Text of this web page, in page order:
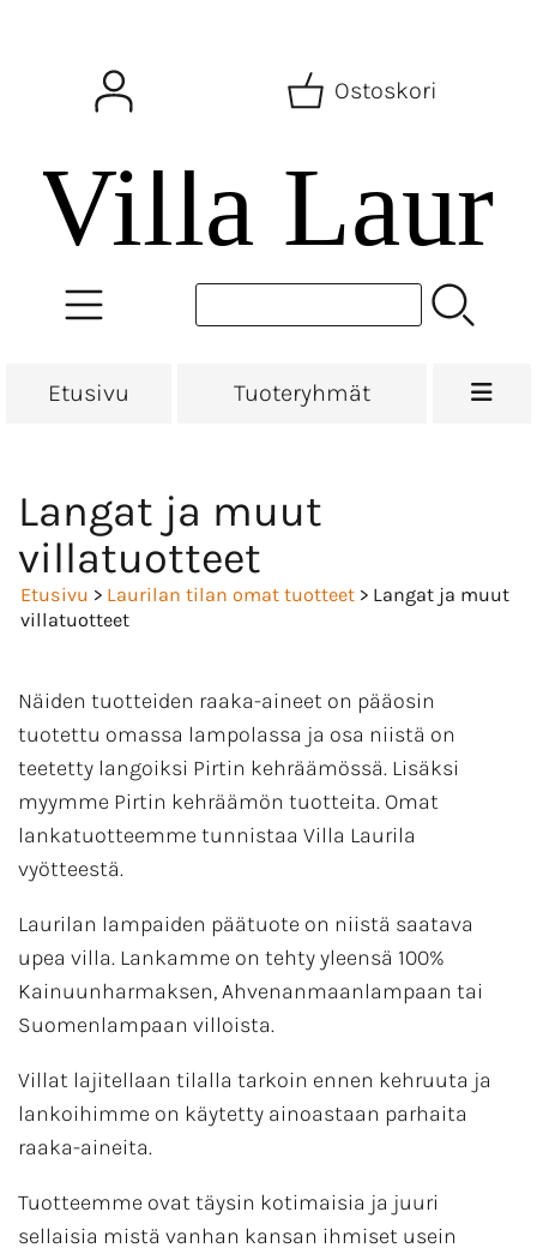
Ostoskori
Etusivu Tuoteryhmät
Langat ja muut
villatuotteet
Etusivu > Laurilan tilan omat tuotteet > Langat ja muut
villatuotteet
Näiden tuotteiden raaka-aineet on pääosin
tuotettu omassa lampolassa ja osa niistä on
teetetty langoiksi Pirtin kehräämössä. Lisäksi
myymme Pirtin kehräämön tuotteita. Omat
lankatuotteemme tunnistaa Villa Laurila
vyötteestä.
Laurilan lampaiden päätuote on niistä saatava
upea villa. Lankamme on tehty yleensä 100%
Kainuunharmaksen, Ahvenanmaanlampaan tai
Suomenlampaan villoista.
Villat lajitellaan tilalla tarkoin ennen kehruuta ja
lankoihimme on käytetty ainoastaan parhaita
raaka-aineita.
Tuotteemme ovat täysin kotimaisia ja juuri
sellaisia mistä vanhan kansan ihmiset usein